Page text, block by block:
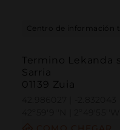
Centro de información
Termino Lekanda
Sarria
01139 Zuia